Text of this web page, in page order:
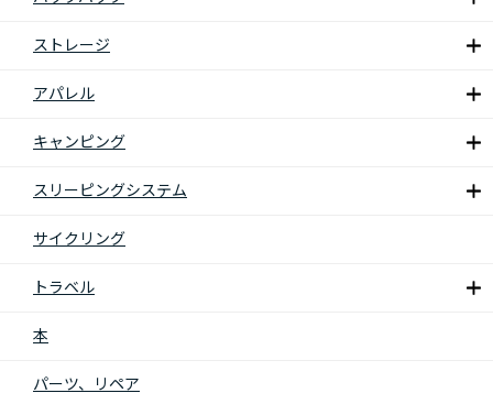
ストレージ
アパレル
キャンピング
スリーピングシステム
サイクリング
トラベル
本
パーツ、リペア